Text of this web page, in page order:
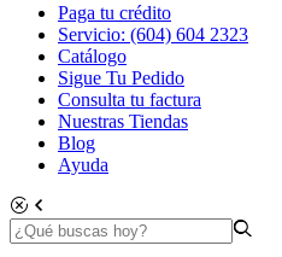
Paga tu crédito
Servicio: (604) 604 2323
Catálogo
Sigue Tu Pedido
Consulta tu factura
Nuestras Tiendas
Blog
Ayuda